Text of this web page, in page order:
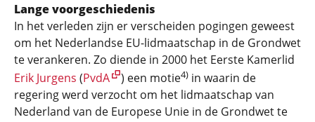
Lange voorgeschiedenis
In het verleden zijn er verscheiden pogingen geweest
om het Nederlandse EU-lidmaatschap in de Grondwet
te verankeren. Zo diende in 2000 het Eerste Kamerlid
Erik Jurgens (PvdA ) een motie4) in waarin de
regering werd verzocht om het lidmaatschap van
Nederland van de Europese Unie in de Grondwet te